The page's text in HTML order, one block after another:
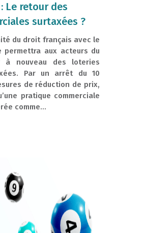
Le retour des
surtaxées ?
du droit français avec le
permettra aux acteurs du
à nouveau des loteries
Par un arrêt du 10
de réduction de prix,
pratique commerciale
comme...